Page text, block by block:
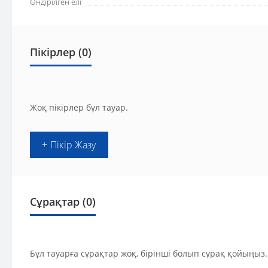
Пікірлер (0)
Жоқ пікірлер бұл тауар.
+ Пікір Жазу
Сұрақтар (0)
Бұл тауарға сұрақтар жоқ, бірінші болып сұрақ қойыңыз.